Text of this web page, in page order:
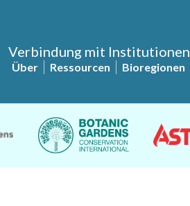
Verbindung mit Institutionen
Über Ressourcen Bioregionen